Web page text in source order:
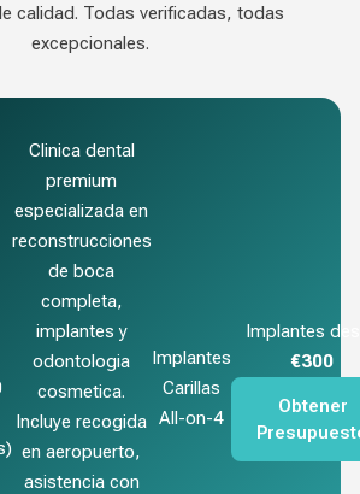
calidad. Todas verificadas, todas
excepcionales.
Clinica dental
premium
especializada en
reconstrucciones
de boca
completa,
implantes y
odontologia
cosmetica.
Incluye recogida
en aeropuerto,
asistencia con
Implantes
Carillas
All-on-4
Implantes
€300
Obtener